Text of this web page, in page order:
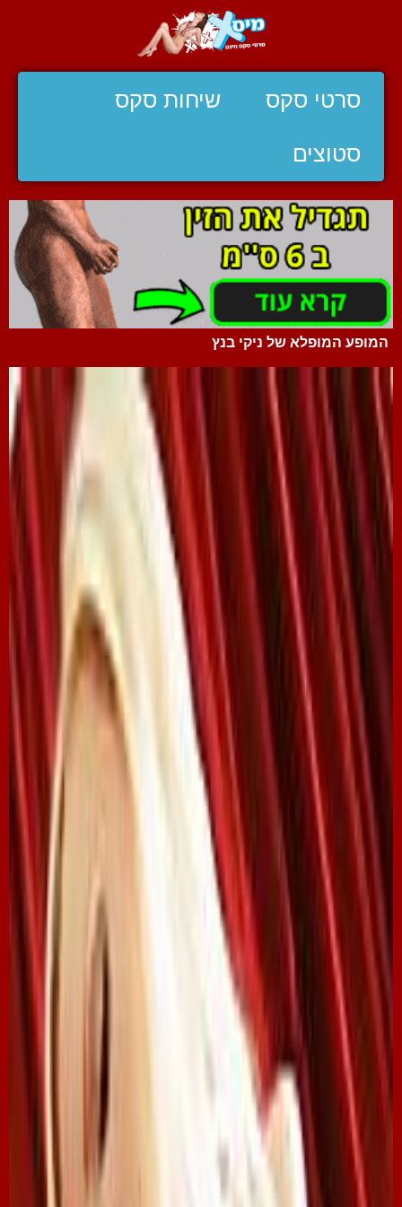
סרטי סקס שיחות סקס
סטוצים
המופע המופלא של ניקי בנץ